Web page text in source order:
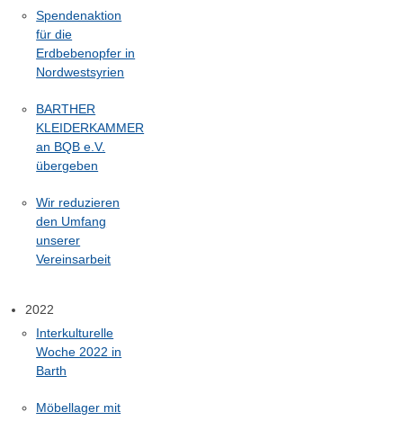
Spendenaktion
für die
Erdbebenopfer in
Nordwestsyrien
BARTHER
KLEIDERKAMMER
an BQB e.V.
übergeben
Wir reduzieren
den Umfang
unserer
Vereinsarbeit
2022
Interkulturelle
Woche 2022 in
Barth
Möbellager mit